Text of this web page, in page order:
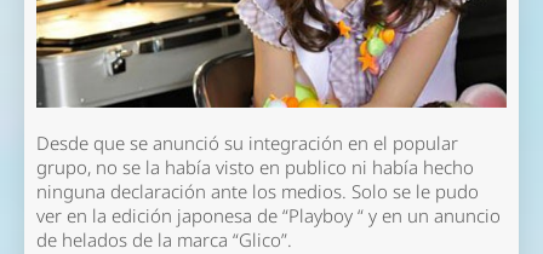
Desde que se anunció su integración en el popular
grupo, no se la había visto en publico ni había hecho
ninguna declaración ante los medios. Solo se le pudo
ver en la edición japonesa de “Playboy “ y en un anuncio
de helados de la marca “Glico”.